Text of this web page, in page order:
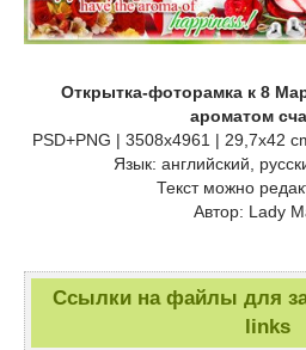
Открытка-фоторамка к 8
ароматом
PSD+PNG | 3508х4961 | 29,7х42
Язык: английский,
Текст можно
Автор: Lady
Ссылки на файлы для
links